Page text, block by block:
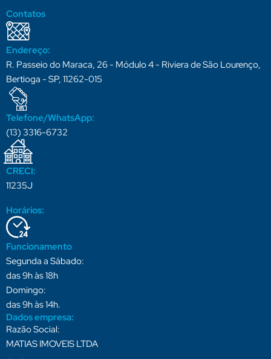
Contatos
Endereço:
R. Passeio do Maraca, 26 - Módulo 4 - Riviera de São Lourenço,
Bertioga - SP, 11262-015
Telefone/WhatsApp:
(13) 3316-6732
CRECI:
11235J
Horários:
Funcionamento
Segunda a Sábado:
das 9h às 18h
Domingo:
das 9h às 14h.
Dados empresa:
Razão Social:
MATIAS IMOVEIS LTDA